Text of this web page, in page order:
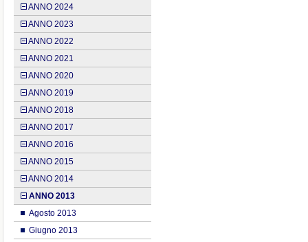
ANNO 2024
ANNO 2023
ANNO 2022
ANNO 2021
ANNO 2020
ANNO 2019
ANNO 2018
ANNO 2017
ANNO 2016
ANNO 2015
ANNO 2014
ANNO 2013
Agosto 2013
Giugno 2013